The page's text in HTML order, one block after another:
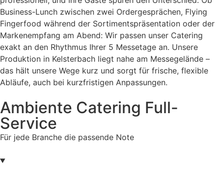
Business-Lunch zwischen zwei Ordergesprächen, Flying
Fingerfood während der Sortimentspräsentation oder der
Markenempfang am Abend: Wir passen unser Catering
exakt an den Rhythmus Ihrer 5 Messetage an. Unsere
Produktion in Kelsterbach liegt nahe am Messegelände –
das hält unsere Wege kurz und sorgt für frische, flexible
Abläufe, auch bei kurzfristigen Anpassungen.
Ambiente Catering Full-
Service
Für jede Branche die passende Note